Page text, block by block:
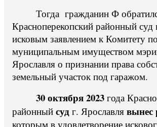
Тогда гражданин Ф
Красноперекопский районный суд
исковым заявлением к Комитету
муниципальным имуществом
Ярославля о признании права
земельный участок под гаражом.
30 октября 2023 года
районный суд г. Ярославля вынес
которым в удовлетворение